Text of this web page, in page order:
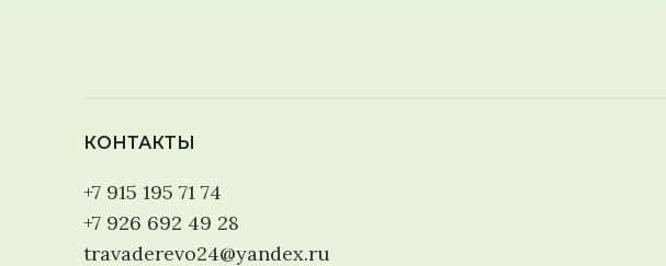
КОНТАКТЫ
+7 915 195 71 74
+7 926 692 49 28
travaderevo24@yandex.ru